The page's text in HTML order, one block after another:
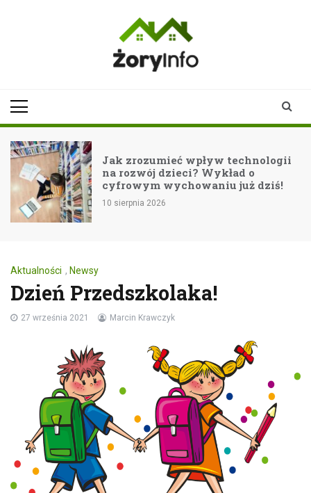
Jak zrozumieć wpływ technologii
na rozwój dzieci? Wykład o
cyfrowym wychowaniu już dziś!
10 sierpnia 2026
Aktualności , Newsy
Dzień Przedszkolaka!
27 września 2021 Marcin Krawczyk